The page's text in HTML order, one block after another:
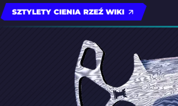
SZTYLETY CIENIA RZEŹ WIKI